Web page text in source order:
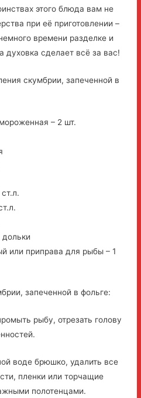
этого блюда вам не
при её приготовлении –
времени разделке и
сделает всё за вас!
скумбрии, запеченной в
– 2 шт.
дольки
или приправа для рыбы – 1
запеченной в фольге:
рыбу, отрезать голову
воде брюшко, удалить все
пленки или торчащие
полотенцами.